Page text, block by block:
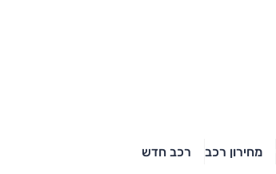
מחירון רכב רכב חדש